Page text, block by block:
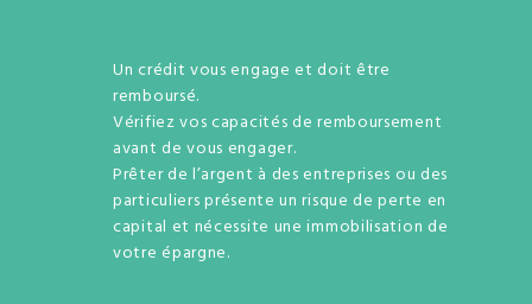
Un crédit vous engage et doit être
remboursé.
Vérifiez vos capacités de remboursement
avant de vous engager.
Prêter de l’argent à des entreprises ou des
particuliers présente un risque de perte en
capital et nécessite une immobilisation de
votre épargne.